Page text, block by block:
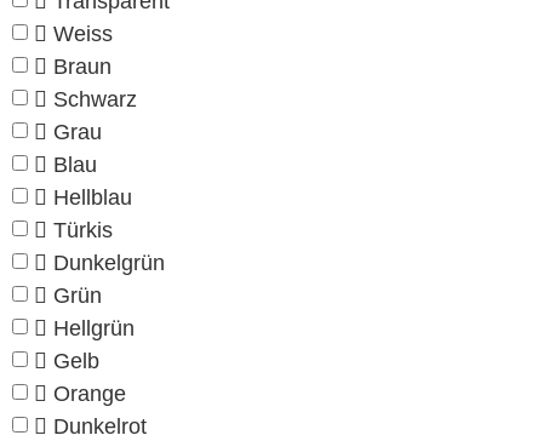
Weiss
Braun
Schwarz
Grau
Blau
Hellblau
Türkis
Dunkelgrün
Grün
Hellgrün
Gelb
Orange
Dunkelrot